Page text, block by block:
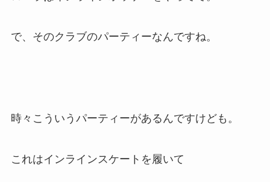
で、そのクラブのパーティーなんですね。
時々こういうパーティーがあるんですけども。
これはインラインスケートを履いて